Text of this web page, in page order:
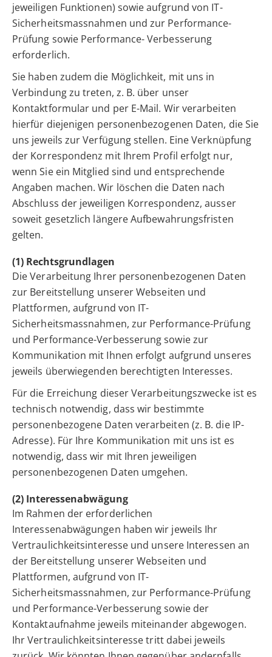
jeweiligen Funktionen) sowie aufgrund von IT-
Sicherheitsmassnahmen und zur Performance-
Prüfung sowie Performance- Verbesserung
erforderlich.
Sie haben zudem die Möglichkeit, mit uns in
Verbindung zu treten, z. B. über unser
Kontaktformular und per E-Mail. Wir verarbeiten
hierfür diejenigen personenbezogenen Daten, die Sie
uns jeweils zur Verfügung stellen. Eine Verknüpfung
der Korrespondenz mit Ihrem Profil erfolgt nur,
wenn Sie ein Mitglied sind und entsprechende
Angaben machen. Wir löschen die Daten nach
Abschluss der jeweiligen Korrespondenz, ausser
soweit gesetzlich längere Aufbewahrungsfristen
gelten.
(1) Rechtsgrundlagen
Die Verarbeitung Ihrer personenbezogenen Daten
zur Bereitstellung unserer Webseiten und
Plattformen, aufgrund von IT-
Sicherheitsmassnahmen, zur Performance-Prüfung
und Performance-Verbesserung sowie zur
Kommunikation mit Ihnen erfolgt aufgrund unseres
jeweils überwiegenden berechtigten Interesses.
Für die Erreichung dieser Verarbeitungszwecke ist es
technisch notwendig, dass wir bestimmte
personenbezogene Daten verarbeiten (z. B. die IP-
Adresse). Für Ihre Kommunikation mit uns ist es
notwendig, dass wir mit Ihren jeweiligen
personenbezogenen Daten umgehen.
(2) Interessenabwägung
Im Rahmen der erforderlichen
Interessenabwägungen haben wir jeweils Ihr
Vertraulichkeitsinteresse und unsere Interessen an
der Bereitstellung unserer Webseiten und
Plattformen, aufgrund von IT-
Sicherheitsmassnahmen, zur Performance-Prüfung
und Performance-Verbesserung sowie der
Kontaktaufnahme jeweils miteinander abgewogen.
Ihr Vertraulichkeitsinteresse tritt dabei jeweils